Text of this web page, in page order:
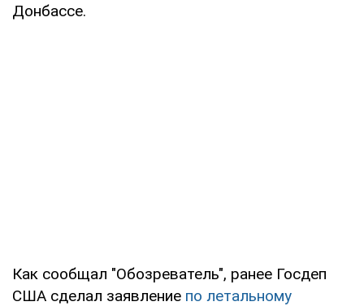
Донбассе.
Как сообщал "Обозреватель", ранее Госдеп
США сделал заявление по летальному